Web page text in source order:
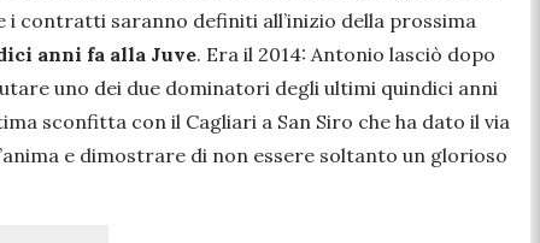
i contratti saranno definiti all’inizio della prossima
anni fa alla Juve. Era il 2014: Antonio lasciò dopo
uno dei due dominatori degli ultimi quindici anni
sconfitta con il Cagliari a San Siro che ha dato il via
e dimostrare di non essere soltanto un glorioso